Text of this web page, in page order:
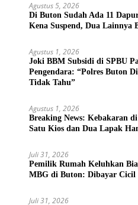
Agustus 5, 2026
Di Buton Sudah Ada 11
Kena Suspend, Dua Lainnya
Agustus 1, 2026
Joki BBM Subsidi di SPBU
Pengendara: “Polres Buton
Tidak Tahu”
Agustus 1, 2026
Breaking News: Kebakaran
Satu Kios dan Dua Lapak
Juli 31, 2026
Pemilik Rumah Keluhkan
MBG di Buton: Dibayar Cicil
Juli 31, 2026